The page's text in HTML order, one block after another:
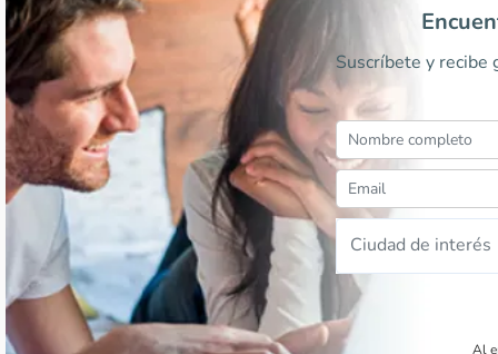
Suscríbete y recibe
Ciudad de interés
Al